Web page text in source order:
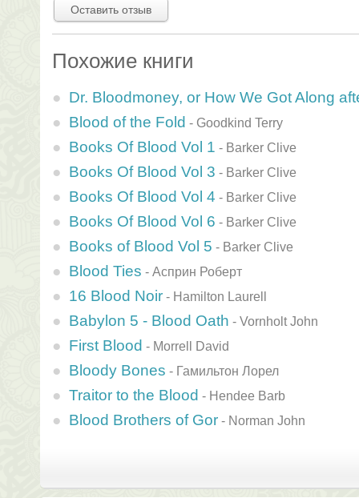
Оставить отзыв
Похожие книги
Dr. Bloodmoney, or How We Got Along
Blood of the Fold - Goodkind Terry
Books Of Blood Vol 1 - Barker Clive
Books Of Blood Vol 3 - Barker Clive
Books Of Blood Vol 4 - Barker Clive
Books Of Blood Vol 6 - Barker Clive
Books of Blood Vol 5 - Barker Clive
Blood Ties - Асприн Роберт
16 Blood Noir - Hamilton Laurell
Babylon 5 - Blood Oath - Vornholt John
First Blood - Morrell David
Bloody Bones - Гамильтон Лорел
Traitor to the Blood - Hendee Barb
Blood Brothers of Gor - Norman John